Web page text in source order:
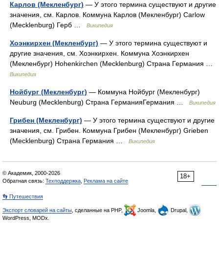
Карлов (Мекленбург) — У этого термина существуют и другие
значения, см. Карлов. Коммуна Карлов (Мекленбург) Carlow
(Mecklenburg) Герб …
Википедия
Хоэнкирхен (Мекленбург) — У этого термина существуют и
другие значения, см. Хоэнкирхен. Коммуна Хоэнкирхен
(Мекленбург) Hohenkirchen (Mecklenburg) Страна Германия …
Википедия
Нойбург (Мекленбург) — Коммуна Нойбург (Мекленбург)
Neuburg (Mecklenburg) Страна ГерманияГермания …
Википедия
Грибен (Мекленбург) — У этого термина существуют и другие
значения, см. Грибен. Коммуна Грибен (Мекленбург) Grieben
(Mecklenburg) Страна Германия …
Википедия
18+
© Академик, 2000-2026
Обратная связь: Техподдержка Реклама на сайте
👣 Путешествия
Экспорт словарей на сайты , сделанные на PHP, Joomla,
Drupal,
WordPress, MODx.